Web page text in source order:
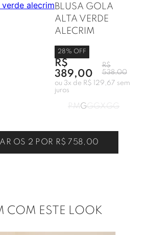
BLUSA GOLA
ALTA VERDE
ALECRIM
28% OFF
R$
389,00
R$
538,00
ou 3x de R$ 129,67 sem
juros
PMGGGXGG
OS 2 POR R$ 758,00
COM ESTE LOOK